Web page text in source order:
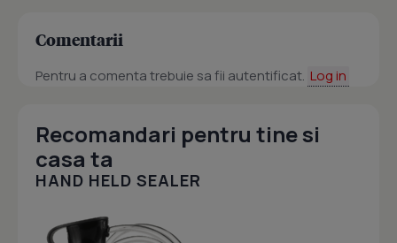
Comentarii
Pentru a comenta trebuie sa fii autentificat. Log in
Recomandari pentru tine si
casa ta
HAND HELD SEALER